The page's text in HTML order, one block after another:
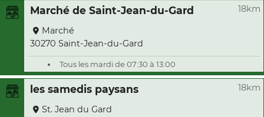
Marché de Saint-Jean-du-Gard 18km
Marché
30270 Saint-Jean-du-Gard
Tous les mardi de 07:30 à 13:00
les samedis paysans 18km
St. Jean du Gard